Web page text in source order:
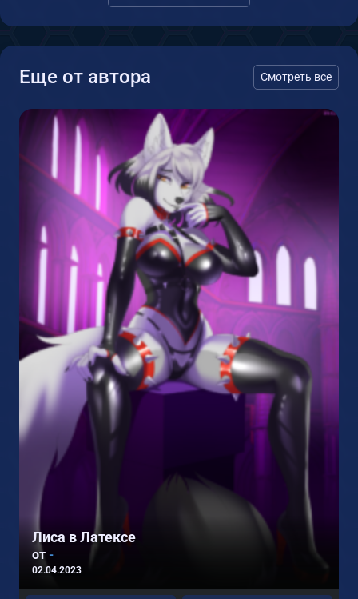
Еще от автора Смотреть все
Лиса в Латексе
от -
02.04.2023